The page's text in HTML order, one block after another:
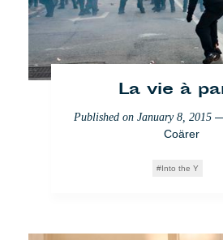
La vie à
Published on January 8, 2015—
Coärer
Into the Y